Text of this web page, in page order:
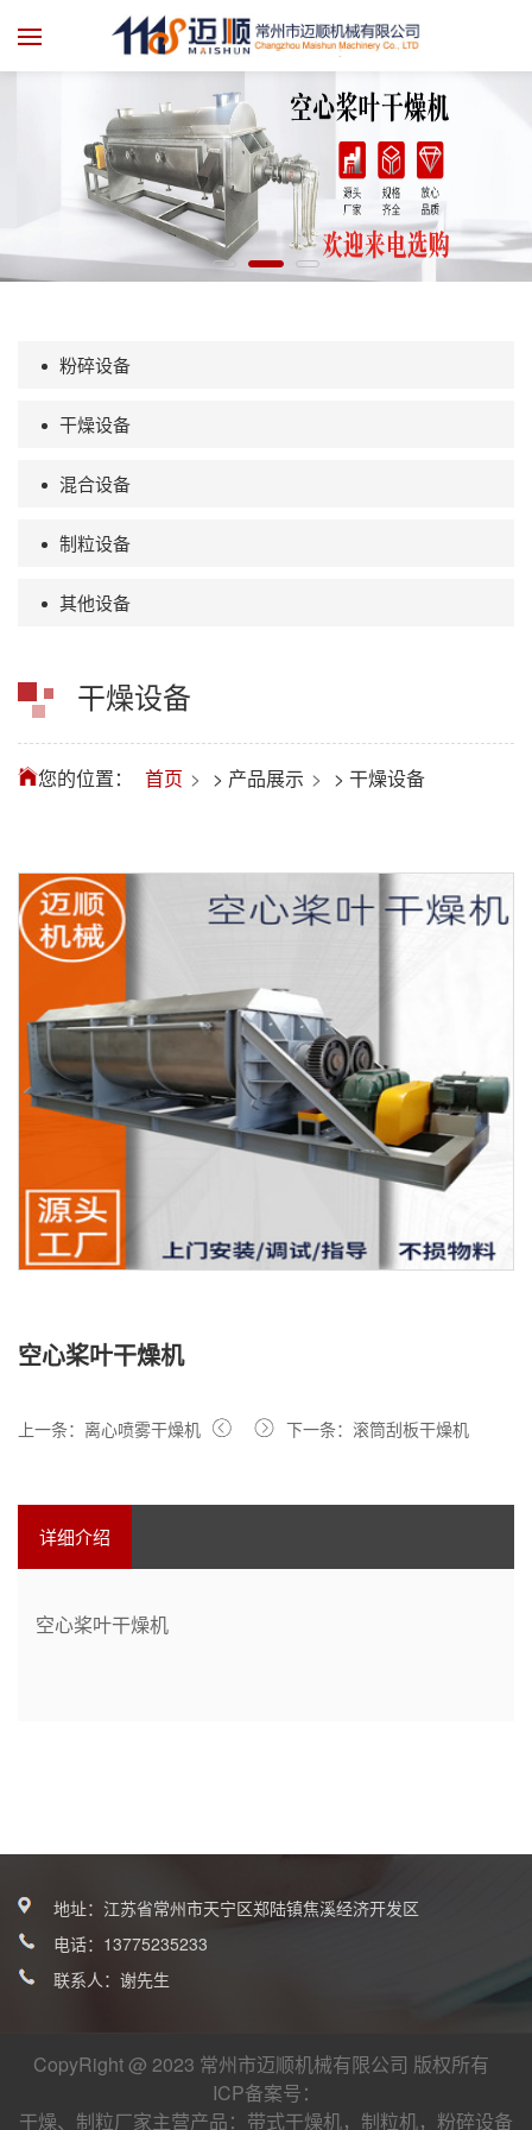
粉碎设备
干燥设备
混合设备
制粒设备
其他设备
干燥设备
您的位置： 首页 > 产品展示 > 干燥设备
空心桨叶干燥机
上一条：离心喷雾干燥机 下一条：滚筒刮板干燥机
详细介绍
空心桨叶干燥机
地址：江苏省常州市天宁区郑陆镇焦溪经济开发区
电话： 13775235233
联系人：谢先生
CopyRight @ 2023 常州市迈顺机械有限公司 版权所有
ICP备案号：
干燥、制粒厂家主营产品： 带式干燥机， 制粒机， 粉碎设备